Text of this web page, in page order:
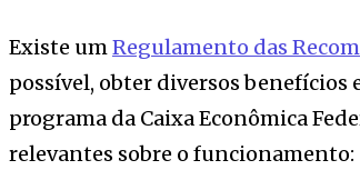
Existe umRegulamento das
possível, obter diversos benefícios
programa da Caixa Econômica
relevantes sobre o funcionamento: